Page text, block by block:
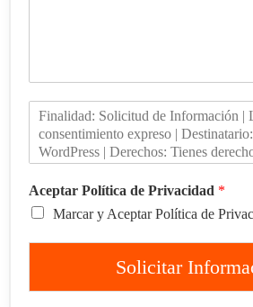
Aceptar Política de Privacidad *
Marcar y Aceptar Política de
Solicitar